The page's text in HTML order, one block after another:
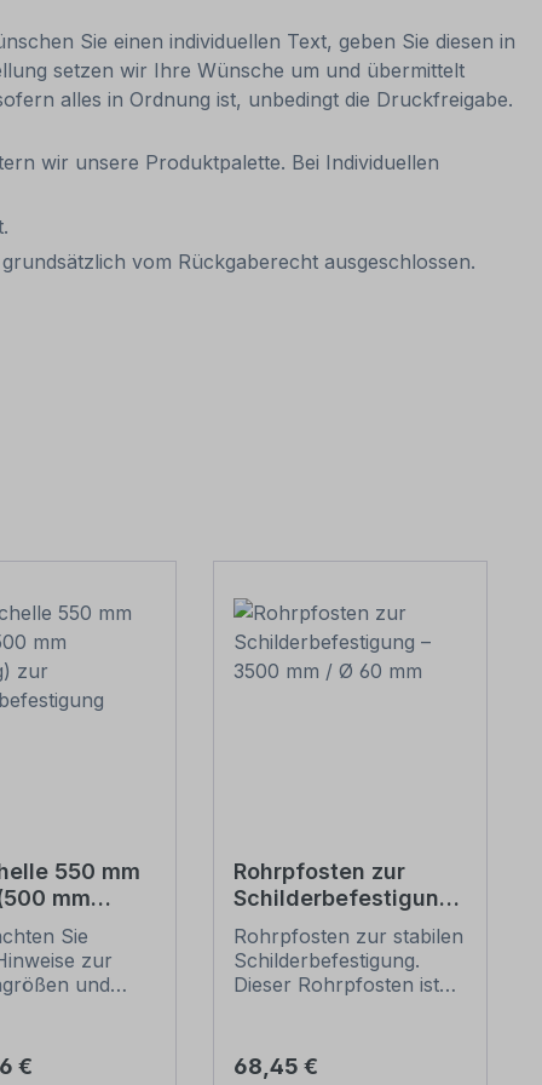
Sie einen individuellen Text, geben Sie diesen in
setzen wir Ihre Wünsche um und übermittelt
alles in Ordnung ist, unbedingt die Druckfreigabe.
wir unsere Produktpalette. Bei Individuellen
vom Rückgaberecht ausgeschlossen.
550 mm
mm
zurSie
zur
und
Preis:
€
Rohrpfosten zur
Schilderbefestigung
– 3500 mm / Ø 60
mm
Rohrpfosten zur stabilen
Schilderbefestigung.
Dieser Rohrpfosten ist
60 mm geeignet.
Regulärer Preis:
68,45 €